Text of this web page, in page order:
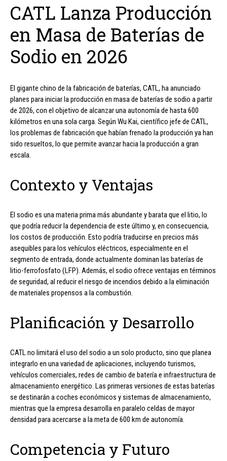
CATL Lanza Producción
en Masa de Baterías de
Sodio en 2026
El gigante chino de la fabricación de baterías, CATL, ha anunciado
planes para iniciar la producción en masa de baterías de sodio a partir
de 2026, con el objetivo de alcanzar una autonomía de hasta 600
kilómetros en una sola carga. Según Wu Kai, científico jefe de CATL,
los problemas de fabricación que habían frenado la producción ya han
sido resueltos, lo que permite avanzar hacia la producción a gran
escala.
Contexto y Ventajas
El sodio es una materia prima más abundante y barata que el litio, lo
que podría reducir la dependencia de este último y, en consecuencia,
los costos de producción. Esto podría traducirse en precios más
asequibles para los vehículos eléctricos, especialmente en el
segmento de entrada, donde actualmente dominan las baterías de
litio-ferrofosfato (LFP). Además, el sodio ofrece ventajas en términos
de seguridad, al reducir el riesgo de incendios debido a la eliminación
de materiales propensos a la combustión.
Planificación y Desarrollo
CATL no limitará el uso del sodio a un solo producto, sino que planea
integrarlo en una variedad de aplicaciones, incluyendo turismos,
vehículos comerciales, redes de cambio de batería e infraestructura de
almacenamiento energético. Las primeras versiones de estas baterías
se destinarán a coches económicos y sistemas de almacenamiento,
mientras que la empresa desarrolla en paralelo celdas de mayor
densidad para acercarse a la meta de 600 km de autonomía.
Competencia y Futuro